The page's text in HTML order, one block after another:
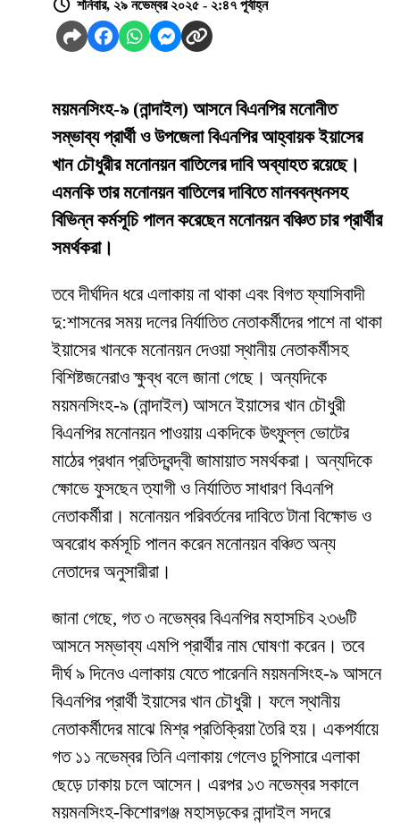
শনিবার, ২৯ নভেম্বর ২০২৫ - ২:৪৭ পূর্বাহ্ন
ময়মনসিংহ-৯ (নান্দাইল) আসনে বিএনপির মনোনীত
সম্ভাব্য প্রার্থী ও উপজেলা বিএনপির আহ্বায়ক ইয়াসের
খান চৌধুরীর মনোনয়ন বাতিলের দাবি অব্যাহত রয়েছে।
এমনকি তার মনোনয়ন বাতিলের দাবিতে মানববন্ধনসহ
বিভিন্ন কর্মসূচি পালন করেছেন মনোনয়ন বঞ্চিত চার প্রার্থীর
সমর্থকরা।
তবে দীর্ঘদিন ধরে এলাকায় না থাকা এবং বিগত ফ্যাসিবাদী
দু:শাসনের সময় দলের নির্যাতিত নেতাকর্মীদের পাশে না থাকা
ইয়াসের খানকে মনোনয়ন দেওয়া স্থানীয় নেতাকর্মীসহ
বিশিষ্টজনেরাও ক্ষুব্ধ বলে জানা গেছে। অন্যদিকে
ময়মনসিংহ-৯ (নান্দাইল) আসনে ইয়াসের খান চৌধুরী
বিএনপির মনোনয়ন পাওয়ায় একদিকে উৎফুল্ল ভোটের
মাঠের প্রধান প্রতিদ্বন্দ্বী জামায়াত সমর্থকরা। অন্যদিকে
ক্ষোভে ফুসছেন ত্যাগী ও নির্যাতিত সাধারণ বিএনপি
নেতাকর্মীরা। মনোনয়ন পরিবর্তনের দাবিতে টানা বিক্ষোভ ও
অবরোধ কর্মসূচি পালন করেন মনোনয়ন বঞ্চিত অন্য
নেতাদের অনুসারীরা।
জানা গেছে, গত ৩ নভেম্বর বিএনপির মহাসচিব ২৩৬টি
আসনে সম্ভাব্য এমপি প্রার্থীর নাম ঘোষণা করেন। তবে
দীর্ঘ ৯ দিনেও এলাকায় যেতে পারেননি ময়মনসিংহ-৯ আসনে
বিএনপির প্রার্থী ইয়াসের খান চৌধুরী। ফলে স্থানীয়
নেতাকর্মীদের মাঝে মিশ্র প্রতিক্রিয়া তৈরি হয়। একপর্যায়ে
গত ১১ নভেম্বর তিনি এলাকায় গেলেও চুপিসারে এলাকা
ছেড়ে ঢাকায় চলে আসেন। এরপর ১৩ নভেম্বর সকালে
ময়মনসিংহ-কিশোরগঞ্জ মহাসড়কের নান্দাইল সদরে